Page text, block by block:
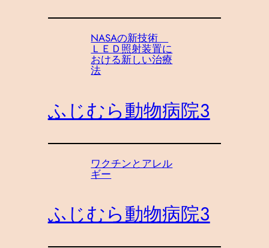
NASAの新技術
ＬＥＤ照射装置に
おける新しい治療
法
ふじむら動物病院３
ワクチンとアレル
ギー
ふじむら動物病院３